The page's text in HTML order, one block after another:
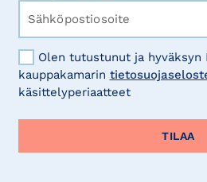
Olen tutustunut ja hyväksyn
kauppakamarin
käsittelyperiaatteet